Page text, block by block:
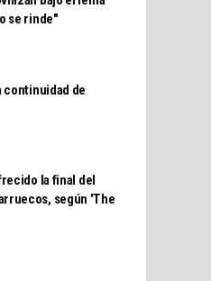
se rinde"
continuidad de
la final del
según 'The